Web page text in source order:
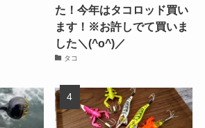
た！今年はタコロッド買い
ます！※お許しでて買いま
した＼(^o^)／
タコ